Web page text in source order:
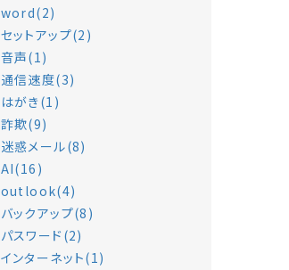
word(2)
セットアップ(2)
音声(1)
通信速度(3)
はがき(1)
詐欺(9)
迷惑メール(8)
AI(16)
outlook(4)
バックアップ(8)
パスワード(2)
インターネット(1)